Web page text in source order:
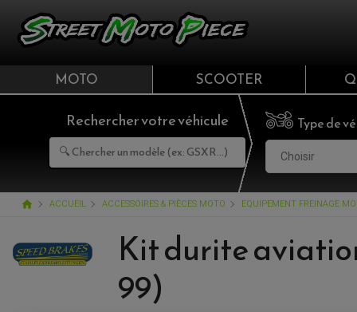
MOTO SCOOTER
Rechercher votre véhicule Type de
Choisir
home ACCUEIL ACCESSOIRES & PIÈCES MOTO EQUIPEMENT FREINAGE
Kit durite
99)